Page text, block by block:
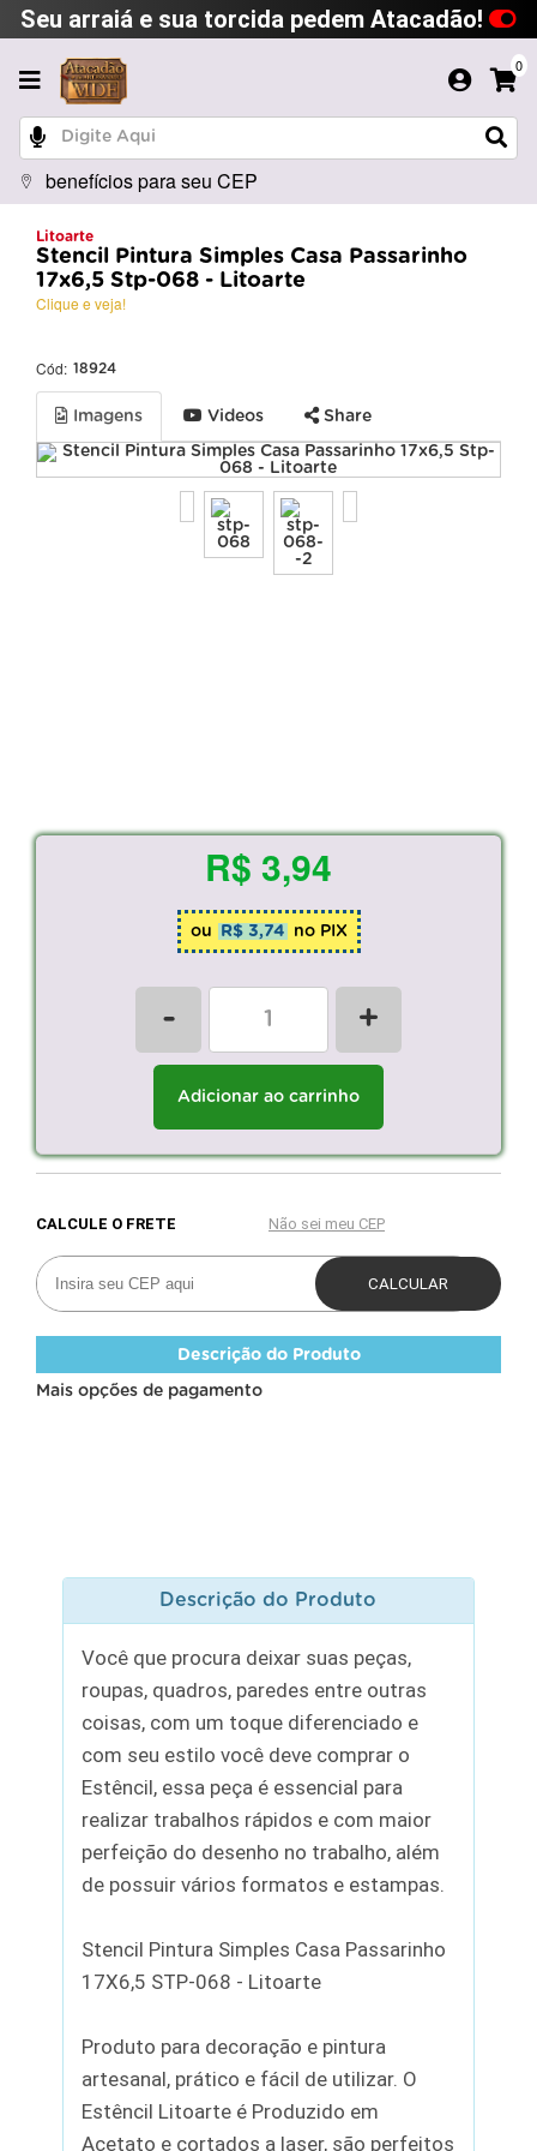
Seu arraiá e sua torcida pedem Atacadão!
0
benefícios para seu CEP
Litoarte
Stencil Pintura Simples Casa Passarinho
17x6,5 Stp-068 - Litoarte
Clique e veja!
Cód: 18924
Imagens Videos Share
R$ 3,94
ou R$ 3,74 no PIX
- +
Adicionar ao carrinho
Descrição do Produto
Mais opções de pagamento
Descrição do Produto
Você que procura deixar suas peças,
roupas, quadros, paredes entre outras
coisas, com um toque diferenciado e
com seu estilo você deve comprar o
Estêncil, essa peça é essencial para
realizar trabalhos rápidos e com maior
perfeição do desenho no trabalho, além
de possuir vários formatos e estampas.
Stencil Pintura Simples Casa Passarinho
17X6,5 STP-068 - Litoarte
Produto para decoração e pintura
artesanal, prático e fácil de utilizar. O
Estêncil Litoarte é Produzido em
Acetato e cortados a laser, são perfeitos